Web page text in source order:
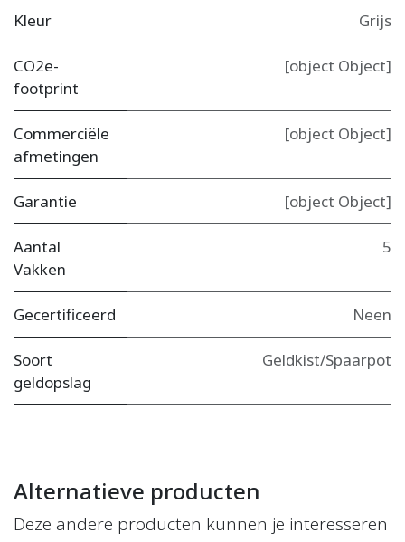
Kleur Grijs
CO2e-
footprint
[object Object]
Commerciële
afmetingen
[object Object]
Garantie [object Object]
Aantal
Vakken
5
Gecertificeerd Neen
Soort
geldopslag
Geldkist/Spaarpot
Alternatieve producten
Deze andere producten kunnen je interesseren